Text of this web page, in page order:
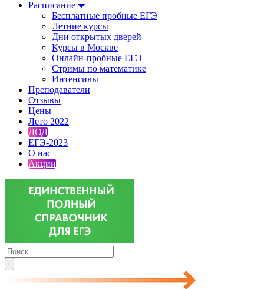
Расписание
Бесплатные пробные ЕГЭ
Летние курсы
Дни открытых дверей
Курсы в Москве
Онлайн-пробные ЕГЭ
Стримы по математике
Интенсивы
Преподаватели
Отзывы
Цены
Лето 2022
ДОД
ЕГЭ-2023
О нас
Акции